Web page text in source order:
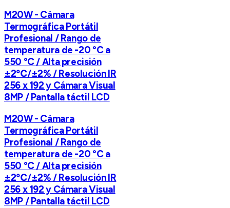
M20W - Cámara
Termográfica Portátil
Profesional / Rango de
temperatura de -20 °C a
550 °C / Alta precisión
±2℃/±2% / Resolución IR
256 x 192 y Cámara Visual
8MP / Pantalla táctil LCD
M20W - Cámara
Termográfica Portátil
Profesional / Rango de
temperatura de -20 °C a
550 °C / Alta precisión
±2℃/±2% / Resolución IR
256 x 192 y Cámara Visual
8MP / Pantalla táctil LCD